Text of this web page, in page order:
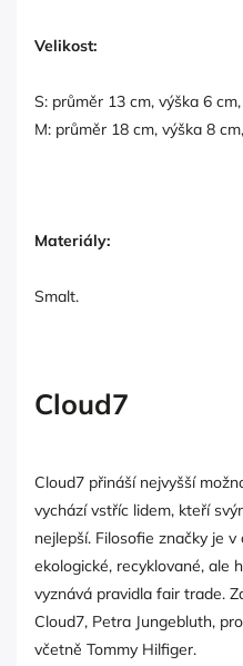
Velikost:
S: průměr 13 cm, výška 6
M: průměr 18 cm, výška 8
Materiály:
Smalt.
Cloud7
Cloud7 přináší nejvyšší
vychází vstříc lidem, kteří
nejlepší. Filosofie značky je
ekologické, recyklované, ale
vyznává pravidla fair trade.
Cloud7, Petra Jungebluth,
včetně Tommy Hilfiger.